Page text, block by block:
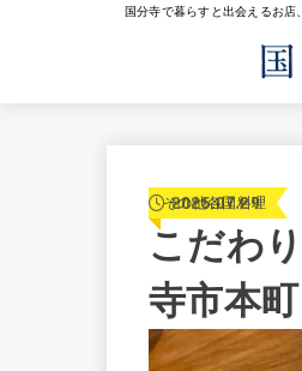
国分寺で暮らすと出会えるお店
その他各国料理
2025.07.29
こだわ
寺市本町